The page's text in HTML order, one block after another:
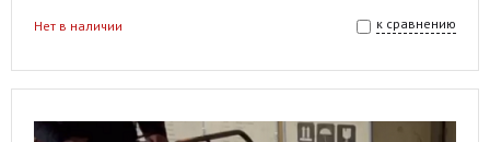
к сравнению
Нет в наличии